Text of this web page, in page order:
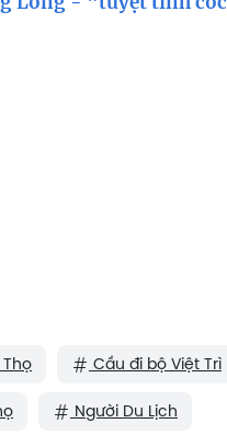
Cầu đi bộ Việt Trì
Người Du Lịch